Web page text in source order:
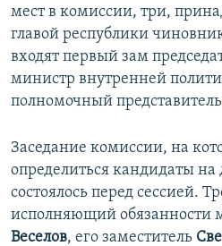
мест в комиссии, три,
главой республики
входят первый зам
министр внутренней
полномочный
Заседание комиссии, на
определиться кандидаты на
состоялось перед сессией.
исполняющий обязанности
Веселов, его заместитель